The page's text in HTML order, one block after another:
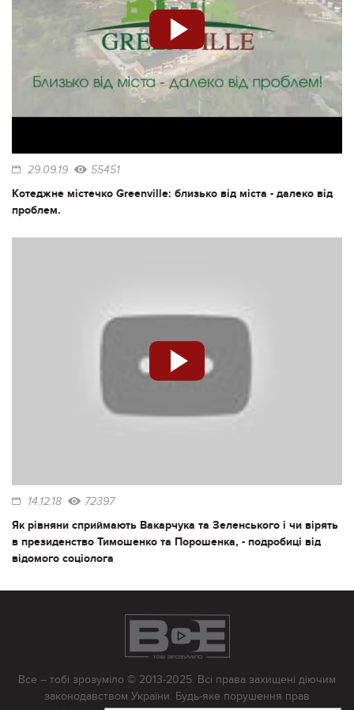
29.09.19 55451
Котеджне містечко Greenville: близько від міста - далеко від
проблем.
14.12.18 72397
Як рівняни сприймають Вакарчука та Зеленського і чи вірять
в президенство Тимошенко та Порошенка, - подробиці від
відомого соціолога
Все – тобі зрозуміло © 2013-2025. Всі права захищені діючим
законодавством України. Будь-яке порушення прав